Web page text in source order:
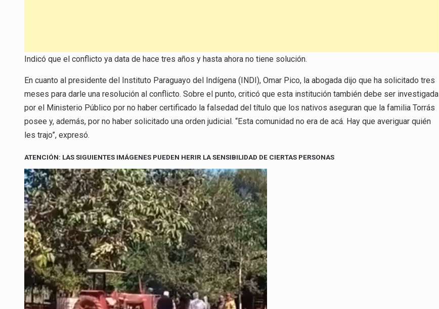
Indicó que el conflicto ya data de hace tres años y hasta ahora no tiene solución.
En cuanto al presidente del Instituto Paraguayo del Indígena (INDI), Omar Pico, la abogada dijo que ha solicitado tres
meses para darle una resolución al conflicto. Sobre el punto, criticó que esta institución también debe ser investigada
por el Ministerio Público por no haber certificado la falsedad del título que los nativos aseguran que la familia Torrás
posee y, además, por no haber solicitado una orden judicial. “Esta comunidad no era de acá. Hay que averiguar quién
les trajo”, expresó.
ATENCIÓN: LAS SIGUIENTES IMÁGENES PUEDEN HERIR LA SENSIBILIDAD DE CIERTAS PERSONAS
Reproductor
de
video